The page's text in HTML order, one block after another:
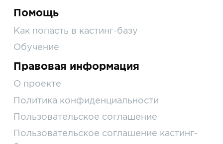
Помощь
Как попасть в кастинг-базу
Обучение
Правовая информация
О проекте
Политика конфиденциальности
Пользовательское соглашение
Пользовательское соглашение кастинг-